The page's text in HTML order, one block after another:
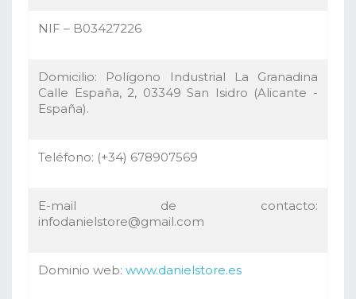
NIF – B03427226
Domicilio: Polígono Industrial La Granadina
Calle España, 2, 03349 San Isidro (Alicante -
España).
Teléfono: (+34) 678907569
E-mail de contacto:
infodanielstore@gmail.com
Dominio web: www.danielstore.es